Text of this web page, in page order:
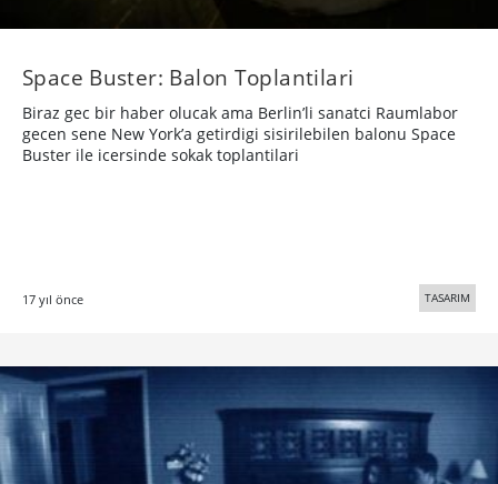
Space Buster: Balon Toplantilari
Biraz gec bir haber olucak ama Berlin’li sanatci Raumlabor
gecen sene New York’a getirdigi sisirilebilen balonu Space
Buster ile icersinde sokak toplantilari
17 yıl önce TASARIM